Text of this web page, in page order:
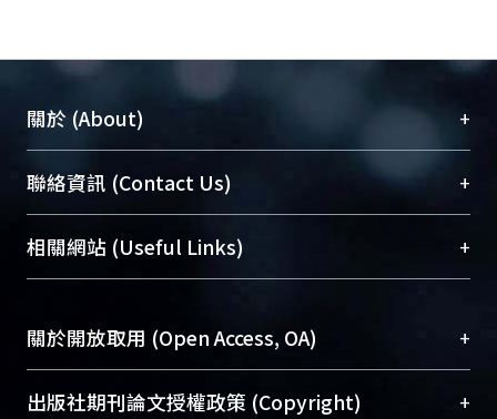
關於 (About) +
臺大位居世界頂尖大學之列，為永久珍藏及向國際
展現本校豐碩的研究成果及學術能量，圖書館整合
機構典藏（NTUR）與學術庫（AH）不同功能平
台，成為臺大學術典藏NTU scholars。期能整合研
成果。
To permanently archive and promote researcher
profiles and scholarly works, Library integrates the
聯絡資訊 (Contact Us) +
總館學科館員(Main Library)
醫學圖書館學科館員(Medical Library)
Sciences Library)
相關網站 (Useful Links) +
關於開放取用 (Open Access, OA) +
開放取用是從使用者角度提升資訊取用性的社會運
出版社期刊論文授權政策 (Copyright) +